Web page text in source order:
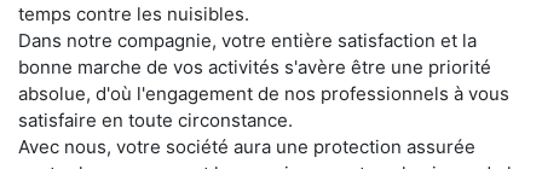
temps contre les nuisibles.
Dans notre compagnie, votre entière satisfaction et la
bonne marche de vos activités s'avère être une priorité
absolue, d'où l'engagement de nos professionnels à vous
satisfaire en toute circonstance.
Avec nous, votre société aura une protection assurée